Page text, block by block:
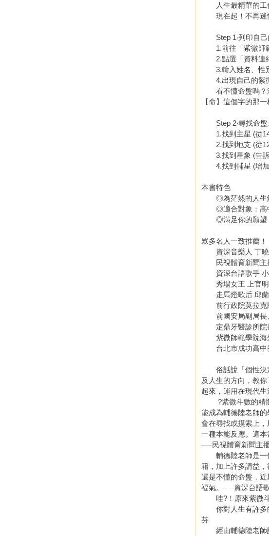
人生最精華的工作
現在起！不再迷惘
Step 1‧列印自己
1.前往「紫微師範
2.點選「資料連
3.輸入姓名、性別
4.出現自己的紫微
看不懂命盤嗎？沒
【命】這個字的那
Step 2‧尋找命盤
1.找到主星 (從14
2.找到地支 (從12
3.找到星象 (告訴
4.找到輔星 (增加
本書特色
◎為茫然的人生解
◎適合對象：高中
◎滿足你的願望：
眾多名人一致推薦！
資深音樂人 丁曉
民視體育新聞主
資深台語歌手 小
秀場女王 上官明
走馬燈歌后 邱蘭
前行政院莫拉克
前國安局副局長
定鼎牙醫診所院
紫微師範學院海
台北市成功高中
俗話說「個性決定
及人生的方向，教
起來，運用在現代
?紫微斗數的精髓
能成為輔德陸老師
會在尋找或摸索上
一種本能反應。這
──民視體育新聞主
輔德陸老師是一位
籍，加上許多請益
還是不懂的命盤，
福氣。──資深台語
哇?！原來紫微斗
你對人生有許多的
芬
經由輔德陸老師認